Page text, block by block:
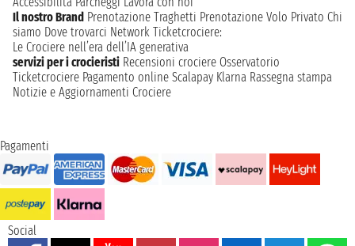
Il nostro Brand Prenotazione Traghetti Prenotazione Volo Privato Chi
siamo Dove trovarci Network Ticketcrociere:
Le Crociere nell’era dell’IA generativa
servizi per i crocieristi Recensioni crociere Osservatorio
Ticketcrociere Pagamento online Scalapay Klarna Rassegna stampa
Notizie e Aggiornamenti Crociere
Pagamenti
Social